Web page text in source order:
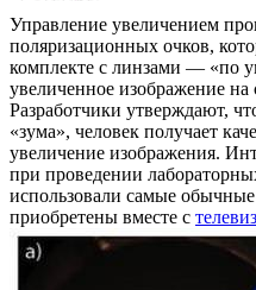
Управление увеличением
поляризационных очков,
комплекте с линзами — «по
увеличенное изображение на
Разработчики утверждают,
«зума», человек получает
увеличение изображения.
при проведении
использовали самые
приобретены вместе с